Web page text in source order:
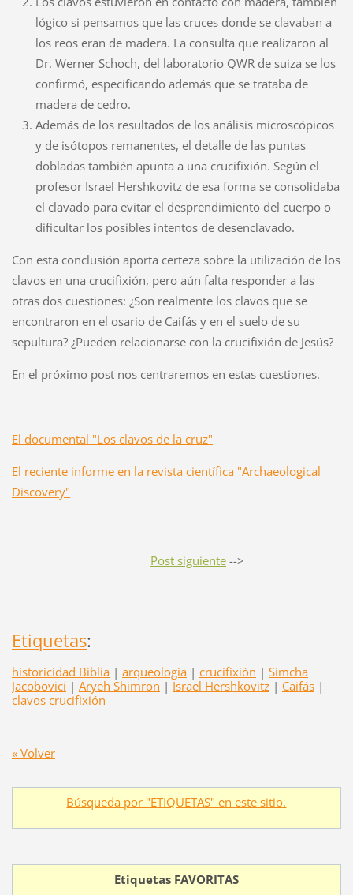
lógico si pensamos que las cruces donde se clavaban a
los reos eran de madera. La consulta que realizaron al
Dr. Werner Schoch, del laboratorio QWR de suiza se los
confirmó, especificando además que se trataba de
madera de cedro.
Además de los resultados de los análisis microscópicos
y de isótopos remanentes, el detalle de las puntas
dobladas también apunta a una crucifixión. Según el
profesor Israel Hershkovitz de esa forma se consolidaba
el clavado para evitar el desprendimiento del cuerpo o
dificultar los posibles intentos de desenclavado.
Con esta conclusión aporta certeza sobre la utilización de los
clavos en una crucifixión, pero aún falta responder a las
otras dos cuestiones: ¿Son realmente los clavos que se
encontraron en el osario de Caifás y en el suelo de su
sepultura? ¿Pueden relacionarse con la crucifixión de Jesús?
En el próximo post nos centraremos en estas cuestiones.
El documental "Los clavos de la cruz"
El reciente informe en la revista científica "Archaeological
Discovery"
Post siguiente-->
Etiquetas:
historicidad Biblia | arqueología | crucifixión | Simcha
Jacobovici | Aryeh Shimron | Israel Hershkovitz | Caifás |
clavos crucifixión
« Volver
Búsqueda por "ETIQUETAS" en este sitio.
Etiquetas FAVORITAS